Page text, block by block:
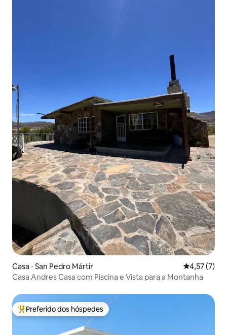
Casa ⋅ San Pedro Mártir 4,57 de
4,57 (7)
Casa Andres Casa com Piscina e Vista para a Montanha
Entre os melhores preferidos dos hóspedes
Preferido dos hóspedes